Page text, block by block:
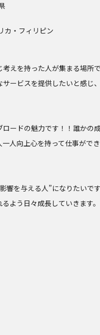
カ・フィリピン
えを持った人が集まる場所
ービスを提供したいと感じ
ードの魅力です！！誰かの
人向上心を持って仕事がで
響を与える人”になりたいで
よう日々成長していきます。